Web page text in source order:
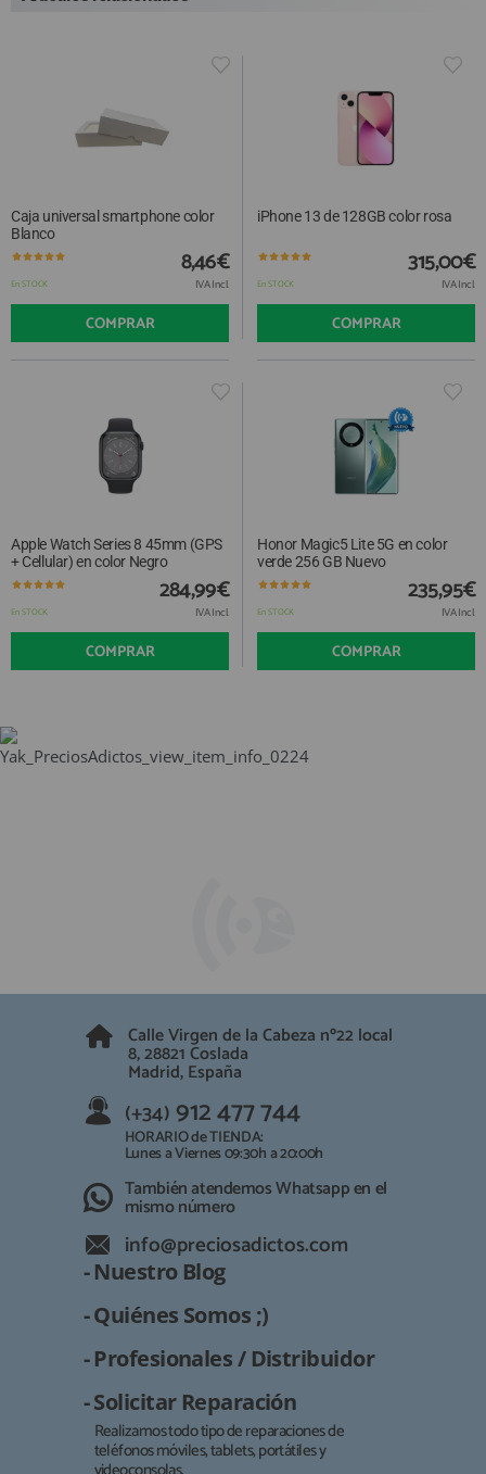
Caja universal smartphone color
Blanco
En STOCK
8,46€
IVA Incl.
COMPRAR
iPhone 13 de 128GB color rosa
En STOCK
315,00€
IVA Incl.
COMPRAR
Apple Watch Series 8 45mm (GPS
+ Cellular) en color Negro
En STOCK
284,99€
IVA Incl.
COMPRAR
Honor Magic5 Lite 5G en color
verde 256 GB Nuevo
En STOCK
235,95€
IVA Incl.
COMPRAR
Calle Virgen de la Cabeza nº22 local
8, 28821 Coslada
Madrid, España
(+34) 912 477 744
HORARIO de TIENDA:
Lunes a Viernes 09:30h a 20:00h
También atendemos Whatsapp en el
mismo número
info@preciosadictos.com
- Nuestro Blog
- Quiénes Somos ;)
- Profesionales / Distribuidor
- Solicitar Reparación
Realizamos todo tipo de reparaciones de
teléfonos móviles, tablets, portátiles y
Responsable: